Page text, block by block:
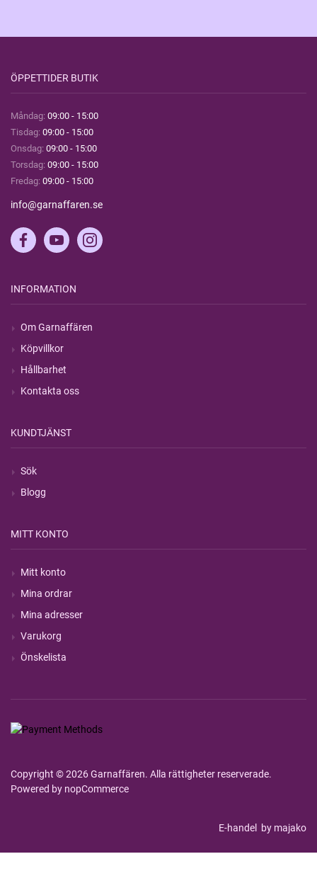
ÖPPETTIDER BUTIK
Måndag: 09:00 - 15:00
Tisdag: 09:00 - 15:00
Onsdag: 09:00 - 15:00
Torsdag: 09:00 - 15:00
Fredag: 09:00 - 15:00
info@garnaffaren.se
INFORMATION
Om Garnaffären
Köpvillkor
Hållbarhet
Kontakta oss
KUNDTJÄNST
Sök
Blogg
MITT KONTO
Mitt konto
Mina ordrar
Mina adresser
Varukorg
Önskelista
Copyright © 2026 Garnaffären. Alla rättigheter reserverade.
Powered by nopCommerce
E-handel by majako